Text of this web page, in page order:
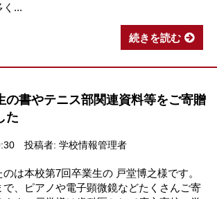
く...
続きを読む
の書やテニス部関連資料等をご寄贈
た
投稿者: 学校情報管理者
は本校第7回卒業生の 戸堂博之様です。
で、ピアノや電子顕微鏡などたくさんご寄